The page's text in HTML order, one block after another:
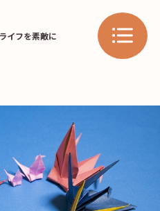
イフを素敵に
暮らし
学び・教育